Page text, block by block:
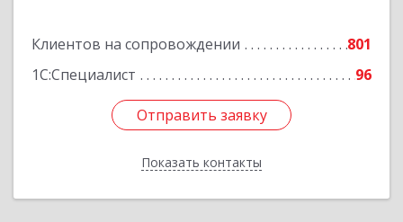
Клиентов на сопровождении
801
1С:Специалист
96
Отправить заявку
Показать контакты
Отправить заявку
Назад